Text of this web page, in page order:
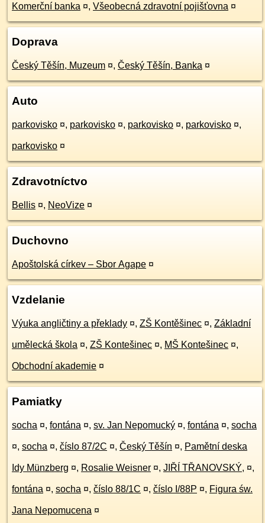
Komerční banka ¤, Všeobecná zdravotní pojišťovna ¤
Doprava
Český Těšín, Muzeum ¤, Český Těšín, Banka ¤
Auto
parkovisko ¤, parkovisko ¤, parkovisko ¤, parkovisko ¤,
parkovisko ¤
Zdravotníctvo
Bellis ¤, NeoVize ¤
Duchovno
Apoštolská církev – Sbor Agape ¤
Vzdelanie
Výuka angličtiny a překlady ¤, ZŠ Kontěšinec ¤, Základní
umělecká škola ¤, ZŠ Kontešinec ¤, MŠ Kontešinec ¤,
Obchodní akademie ¤
Pamiatky
socha ¤, fontána ¤, sv. Jan Nepomucký ¤, fontána ¤, socha
¤, socha ¤, číslo 87/2C ¤, Český Těšín ¤, Pamětní deska
Idy Münzberg ¤, Rosalie Weisner ¤, JIŘÍ TŘANOVSKÝ, ¤,
fontána ¤, socha ¤, číslo 88/1C ¤, číslo I/88P ¤, Figura św.
Jana Nepomucena ¤